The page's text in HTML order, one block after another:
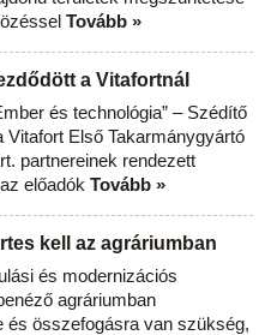
Tovább »
a Vitafortnál
és technológia” – Szédítő
Vitafort Első Takarmánygyártó
partnereinek rendezett
előadók Tovább »
kell az agráriumban
és modernizációs
agráriumban
és összefogásra van szükség,